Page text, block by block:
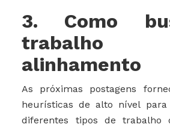
3. Como
alinhamento
As próximas postagens
heurísticas de alto nível
diferentes tipos de trabalho